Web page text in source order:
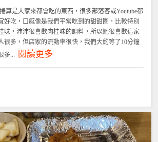
算是大家來都會吃的東西，很多部落客或Youtube都
好吃，口感像是我們平常吃到的甜甜圈，比較特別
味，沛沛很喜歡肉桂味的調料，所以她很喜歡這家
多，但店家的流動率很快，我們大約等了10分鐘
多...
閱讀更多